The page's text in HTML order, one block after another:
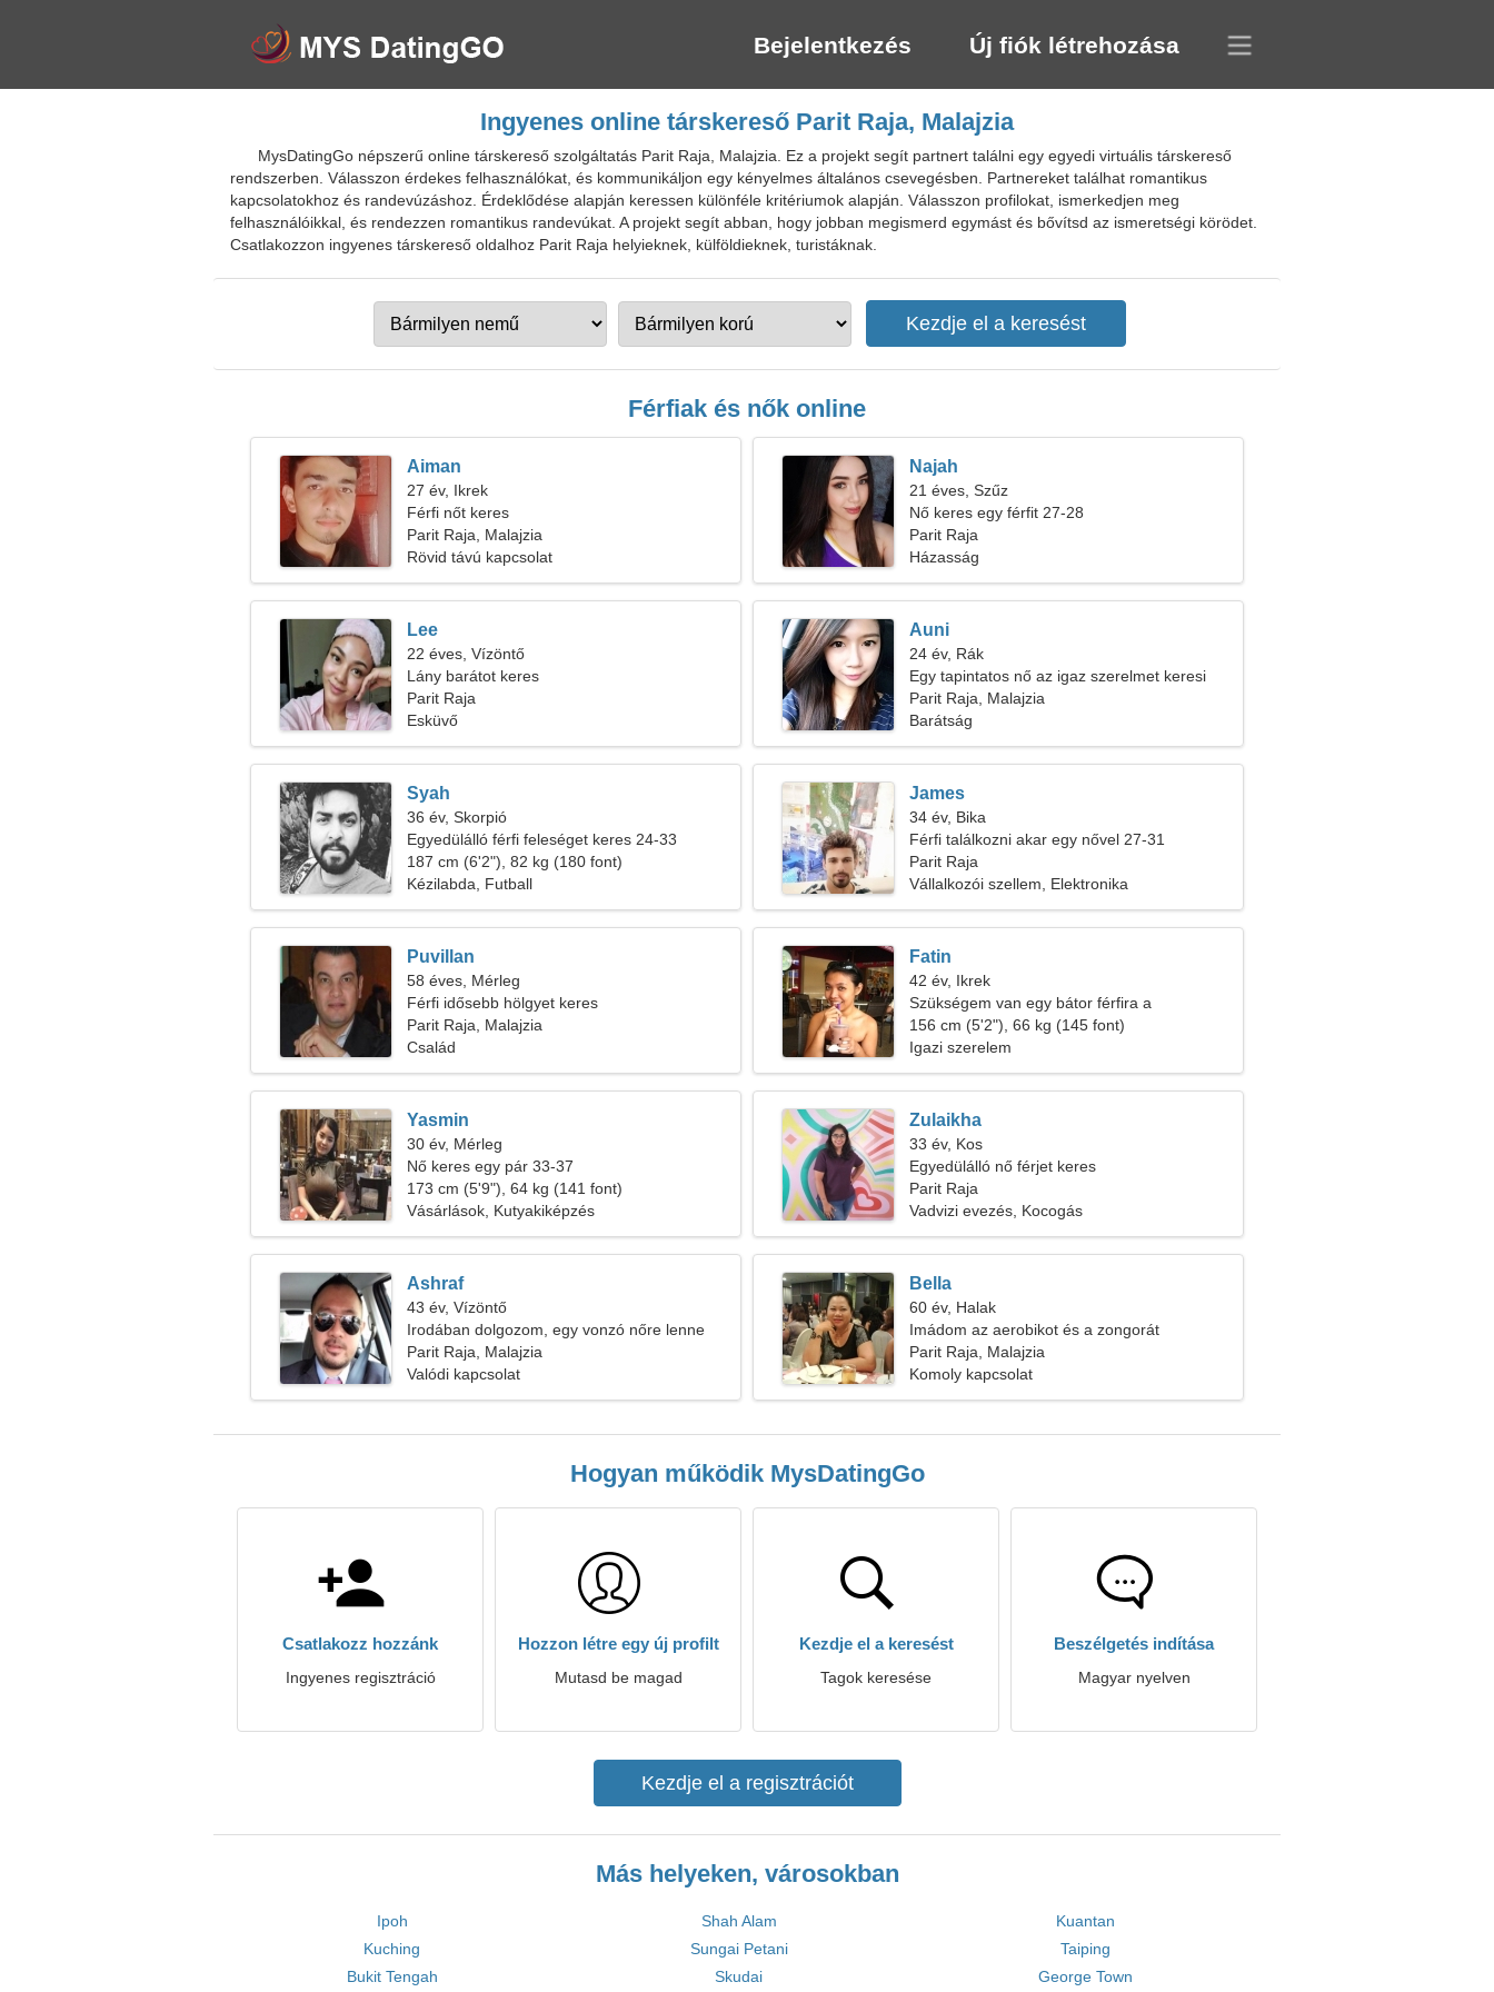
Bejelentkezés Új fiók létrehozása
Ingyenes online társkereső Parit Raja, Malajzia
MysDatingGo népszerű online társkereső szolgáltatás Parit Raja, Malajzia. Ez a projekt segít partnert találni egy egyedi virtuális társkereső
rendszerben. Válasszon érdekes felhasználókat, és kommunikáljon egy kényelmes általános csevegésben. Partnereket találhat romantikus
kapcsolatokhoz és randevúzáshoz. Érdeklődése alapján keressen különféle kritériumok alapján. Válasszon profilokat, ismerkedjen meg
felhasználóikkal, és rendezzen romantikus randevúkat. A projekt segít abban, hogy jobban megismerd egymást és bővítsd az ismeretségi körödet.
Csatlakozzon ingyenes társkereső oldalhoz Parit Raja helyieknek, külföldieknek, turistáknak.
Férfiak és nők online
Aiman
27 év, Ikrek
Férfi nőt keres
Parit Raja, Malajzia
Rövid távú kapcsolat
Najah
21 éves, Szűz
Nő keres egy férfit 27-28
Parit Raja
Házasság
Lee
22 éves, Vízöntő
Lány barátot keres
Parit Raja
Esküvő
Auni
24 év, Rák
Egy tapintatos nő az igaz szerelmet keresi
Parit Raja, Malajzia
Barátság
Syah
36 év, Skorpió
Egyedülálló férfi feleséget keres 24-33
187 cm (6'2"), 82 kg (180 font)
Kézilabda, Futball
James
34 év, Bika
Férfi találkozni akar egy nővel 27-31
Parit Raja
Vállalkozói szellem, Elektronika
Puvillan
58 éves, Mérleg
Férfi idősebb hölgyet keres
Parit Raja, Malajzia
Család
Fatin
42 év, Ikrek
Szükségem van egy bátor férfira a
romantikához
156 cm (5'2"), 66 kg (145 font)
Igazi szerelem
Yasmin
30 év, Mérleg
Nő keres egy pár 33-37
173 cm (5'9"), 64 kg (141 font)
Vásárlások, Kutyakiképzés
Zulaikha
33 év, Kos
Egyedülálló nő férjet keres
Parit Raja
Vadvizi evezés, Kocogás
Ashraf
43 év, Vízöntő
Irodában dolgozom, egy vonzó nőre lenne
szükségem
Parit Raja, Malajzia
Valódi kapcsolat
Bella
60 év, Halak
Imádom az aerobikot és a zongorát
Parit Raja, Malajzia
Komoly kapcsolat
Hogyan működik MysDatingGo
Csatlakozz hozzánk
Ingyenes regisztráció
Hozzon létre egy új profilt
Mutasd be magad
Kezdje el a keresést
Tagok keresése
Beszélgetés indítása
Magyar nyelven
Kezdje el a regisztrációt
Más helyeken, városokban
Ipoh Shah Alam
Kuantan
Kuching
Sungai Petani
Taiping
Bukit Tengah
Skudai George Town